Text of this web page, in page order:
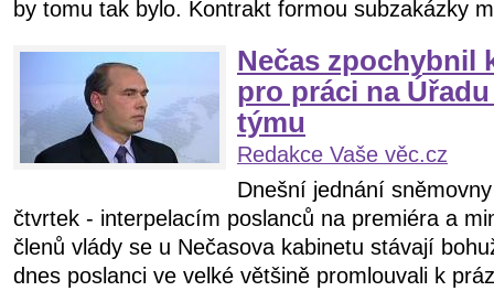
by tomu tak bylo. Kontrakt formou subzakázky
Nečas zpochybnil
pro práci na
týmu
Redakce Vaše věc.cz
Dnešní jednání
čtvrtek - interpelacím poslanců na premiéra a
členů vlády se u Nečasova kabinetu stávají
dnes poslanci ve velké většině promlouvali k